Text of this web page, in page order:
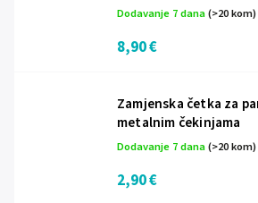
Dodavanje 7 dana(>20 kom)
8,90 €
Zamjenska četka za
metalnim čekinjama
Dodavanje 7 dana(>20 kom)
2,90 €